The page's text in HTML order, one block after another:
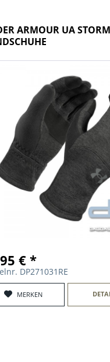
ARMOUR UA STORM
€ *
DP271031RE
MERKEN